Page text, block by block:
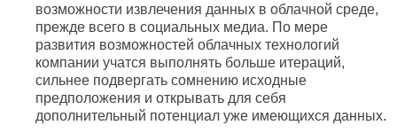
возможности извлечения данных в облачной среде,
прежде всего в социальных медиа. По мере
развития возможностей облачных технологий
компании учатся выполнять больше итераций,
сильнее подвергать сомнению исходные
предположения и открывать для себя
дополнительный потенциал уже имеющихся данных.